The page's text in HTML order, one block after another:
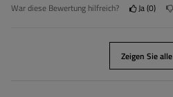
War diese Bewertung hilfreich? Ja 0
Zeigen Sie alle